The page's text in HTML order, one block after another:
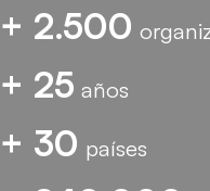
+ 2.500
+ 25 años
+ 30 países